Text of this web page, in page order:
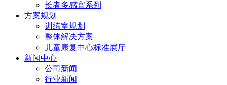
长者多感官系列
方案规划
训练室规划
整体解决方案
儿童康复中心标准展厅
新闻中心
公司新闻
行业新闻